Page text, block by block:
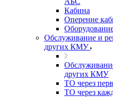
Кабина
Оперение
Обслуживание и
других КМУ
других КМУ
ТО через
ТО через